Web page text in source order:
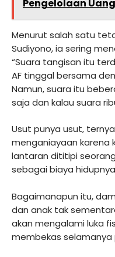
Pengelolaan
Menurut salah satu
Sudiyono, ia sering
“Suara tangisan itu
AF tinggal bersama
Namun, suara itu
saja dan kalau suara
Usut punya usut,
menganiayaan karena
lantaran dititipi
sebagai biaya
Bagaimanapun itu,
dan anak tak
akan mengalami luka
membekas selamanya